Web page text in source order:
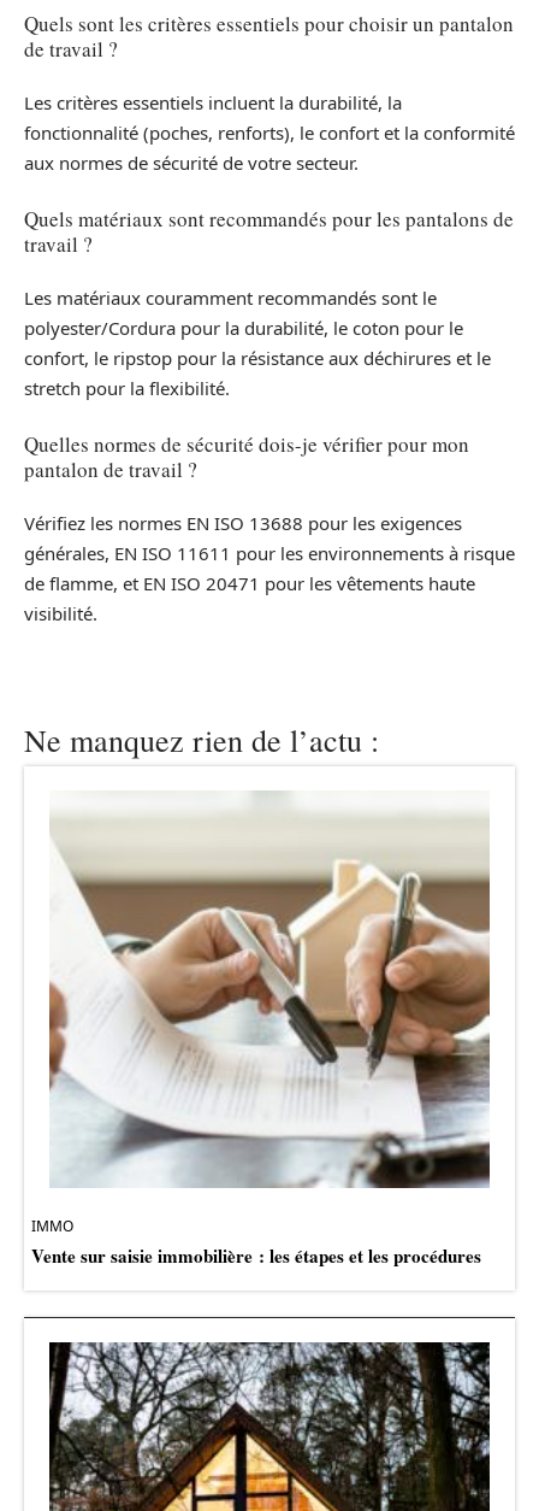
Quels sont les critères essentiels pour choisir un pantalon
de travail ?
Les critères essentiels incluent la durabilité, la
fonctionnalité (poches, renforts), le confort et la conformité
aux normes de sécurité de votre secteur.
Quels matériaux sont recommandés pour les pantalons de
travail ?
Les matériaux couramment recommandés sont le
polyester/Cordura pour la durabilité, le coton pour le
confort, le ripstop pour la résistance aux déchirures et le
stretch pour la flexibilité.
Quelles normes de sécurité dois-je vérifier pour mon
pantalon de travail ?
Vérifiez les normes EN ISO 13688 pour les exigences
générales, EN ISO 11611 pour les environnements à risque
de flamme, et EN ISO 20471 pour les vêtements haute
visibilité.
Ne manquez rien de l’actu :
IMMO
Vente sur saisie immobilière : les étapes et les procédures